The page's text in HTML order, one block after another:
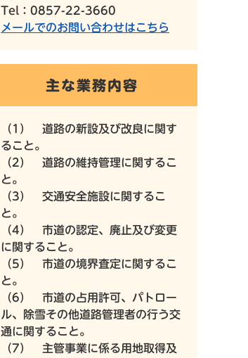
Tel：0857-22-3660
メールでのお問い合わせはこちら
主な業務内容
（1） 道路の新設及び改良に関す
ること。
（2） 道路の維持管理に関するこ
と。
（3） 交通安全施設に関するこ
と。
（4） 市道の認定、廃止及び変更
に関すること。
（5） 市道の境界査定に関するこ
と。
（6） 市道の占用許可、パトロー
ル、除雪その他道路管理者の行う交
通に関すること。
（7） 主管事業に係る用地取得及